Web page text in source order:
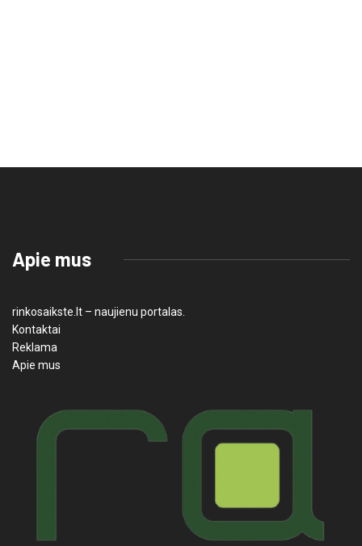
Apie mus
rinkosaikste.lt – naujienu portalas.
Kontaktai
Reklama
Apie mus